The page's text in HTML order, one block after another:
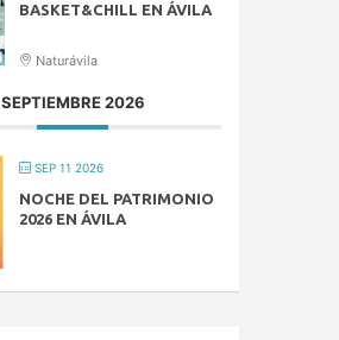
BASKET&CHILL EN ÁVILA
Naturávila
SEPTIEMBRE 2026
SEP 11 2026
NOCHE DEL PATRIMONIO
2026 EN ÁVILA